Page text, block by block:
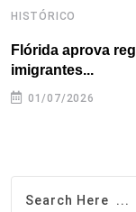
HISTÓRICO
Flórida aprova
imigrantes...
01/07/2026